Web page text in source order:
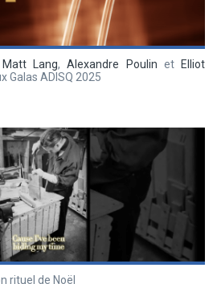
Matt Lang,Alexandre Poulin et
Elliot
Galas ADISQ 2025
rituel de Noël